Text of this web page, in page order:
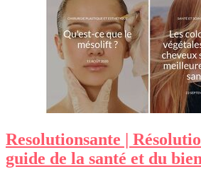
Resolu­tion­san­te |
guide de la santé et du